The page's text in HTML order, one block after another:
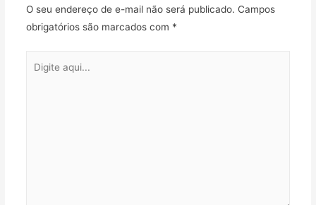
O seu endereço de e-mail não será publicado. Campos
obrigatórios são marcados com *